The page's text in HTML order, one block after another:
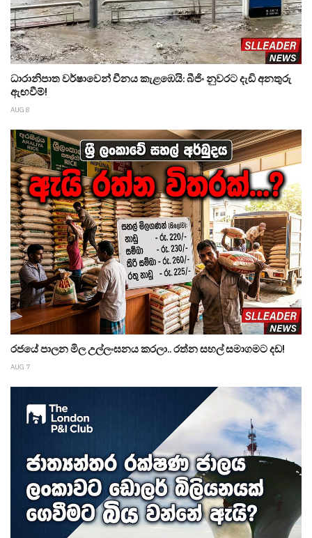
ධාරානිපාත වර්ෂාවෙන් චීනය කැළඹෙයි: බීජිං නුවරට දැඩි අනතුරු
ඇඟවීම්!
AUG 8
රජයේ පාලන මිල උල්ලංඝනය කරලා.. රත්න සහල් සමාගමට දඩ!
AUG 7